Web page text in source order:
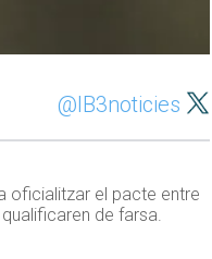
@IB3noticies
oficialitzar el pacte entre
de farsa.